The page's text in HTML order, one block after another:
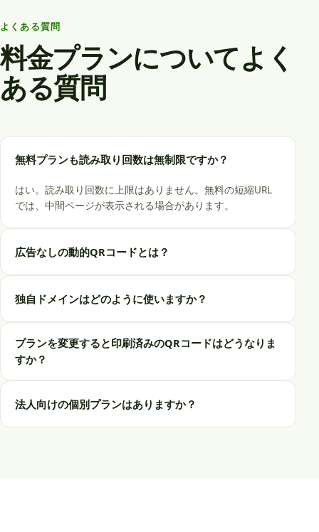
よくある質問
料金プランについてよく
ある質問
無料プランも読み取り回数は無制限ですか？
はい。読み取り回数に上限はありません。無料の短縮URL
では、中間ページが表示される場合があります。
広告なしの動的QRコードとは？
独自ドメインはどのように使いますか？
プランを変更すると印刷済みのQRコードはどうなりま
すか？
法人向けの個別プランはありますか？